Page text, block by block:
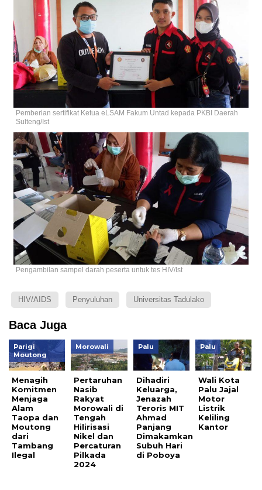
Pemberian sertifikat Ketua eLSAM Fakum Untad kepada PKBI Daerah
Sulteng/Ist
Pengambilan sampel darah peserta untuk tes HIV/Ist
HIV/AIDS Penyuluhan Universitas Tadulako
Baca Juga
Parigi
Moutong
Menagih
Komitmen
Menjaga
Alam
Taopa dan
Moutong
dari
Tambang
Ilegal
Morowali
Pertaruhan
Nasib
Rakyat
Morowali di
Tengah
Hilirisasi
Nikel dan
Percaturan
Pilkada
2024
Palu
Dihadiri
Keluarga,
Jenazah
Teroris MIT
Ahmad
Panjang
Dimakamkan
Subuh Hari
di Poboya
Palu
Wali Kota
Palu Jajal
Motor
Listrik
Keliling
Kantor